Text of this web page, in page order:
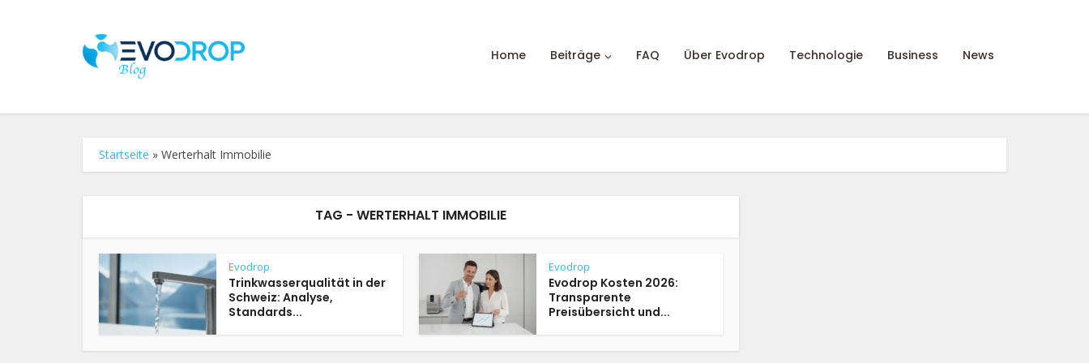
Home Beiträge FAQ Über Evodrop Technologie Business News
Startseite » Werterhalt Immobilie
TAG - WERTERHALT IMMOBILIE
Evodrop
Trinkwasserqualität in der
Schweiz: Analyse,
Standards...
Evodrop
Evodrop Kosten 2026:
Transparente
Preisübersicht und...